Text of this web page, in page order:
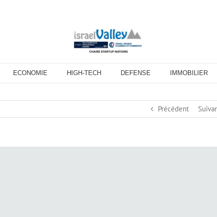
ECONOMIE HIGH-TECH DEFENSE IMMOBILIER
Précédent